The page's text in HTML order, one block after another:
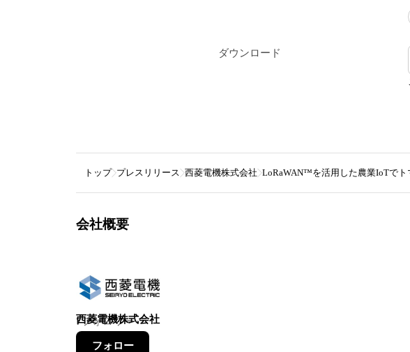
ダウンロード
トップ プレスリリース 西菱電機株式会社 LoRaWAN™を活用した農業IoTでト
会社概要
西菱電機株式会社
7フォロワー
フォロー